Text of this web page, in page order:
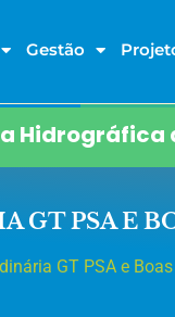
Gestão
GT PSA E
GT PSA e